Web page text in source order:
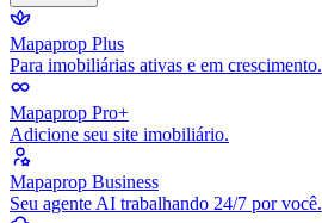
Mapaprop Plus
Para imobiliárias ativas e em crescimento.
Mapaprop Pro+
Adicione seu site imobiliário.
Mapaprop Business
Seu agente AI trabalhando 24/7 por você.